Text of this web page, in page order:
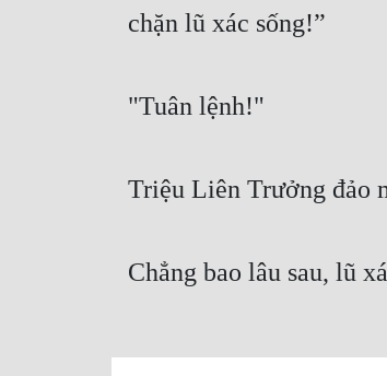
chặn lũ xác sống!”
"Tuân lệnh!"
Triệu Liên Trưởng đảo
Chẳng bao lâu sau, lũ